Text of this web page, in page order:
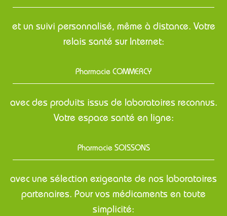
et un suivi personnalisé, même à distance. Votre
relais santé sur Internet:
Pharmacie COMMERCY
avec des produits issus de laboratoires reconnus.
Votre espace santé en ligne:
Pharmacie SOISSONS
avec une sélection exigeante de nos laboratoires
partenaires. Pour vos médicaments en toute
simplicité: